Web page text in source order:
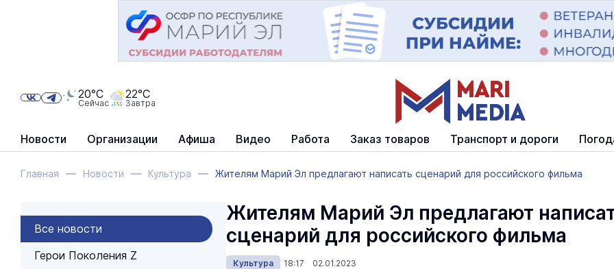
Новости Организации Афиша Видео Работа Заказ товаров Транспорт и дороги
20°C
Сейчас
22°C
Завтра
Главная Новости Культура Жителям Марий Эл предлагают написать сценарий для российского фильма
Все новости
Герои Поколения Z
Жителям Марий Эл предлагают
сценарий для российского фильма
Культура 18:17 02.01.2023